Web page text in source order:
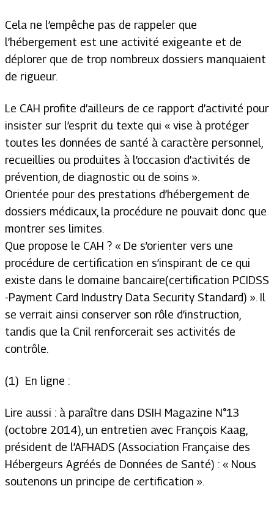
Cela ne l’empêche pas de rappeler que
l’hébergement est une activité exigeante et de
déplorer que de trop nombreux dossiers manquaient
de rigueur.
Le CAH profite d’ailleurs de ce rapport d’activité pour
insister sur l’esprit du texte qui « vise à protéger
toutes les données de santé à caractère personnel,
recueillies ou produites à l’occasion d’activités de
prévention, de diagnostic ou de soins ».
Orientée pour des prestations d’hébergement de
dossiers médicaux, la procédure ne pouvait donc que
montrer ses limites.
Que propose le CAH ? « De s’orienter vers une
procédure de certification en s’inspirant de ce qui
existe dans le domaine bancaire(certification PCIDSS
-Payment Card Industry Data Security Standard) ». Il
se verrait ainsi conserver son rôle d’instruction,
tandis que la Cnil renforcerait ses activités de
contrôle.
(1) En ligne :
Lire aussi : à paraître dans DSIH Magazine N°13
(octobre 2014), un entretien avec François Kaag,
président de l’AFHADS (Association Française des
Hébergeurs Agréés de Données de Santé) : « Nous
soutenons un principe de certification ».